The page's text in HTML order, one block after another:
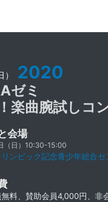
） 2020
ゼミ
楽曲腕試しコ
会場
（日）10:30-15:00
ンピック記念青少年総合セ
無料、賛助会員4,000円、非